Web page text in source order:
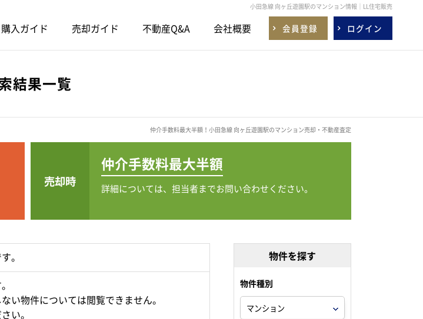
小田急線 向ヶ丘遊園駅のマンション情報｜LL住宅販売
購入ガイド 売却ガイド 不動産Q&A 会社概要 会員登録 ログイン
結果一覧
仲介手数料最大半額！小田急線 向ヶ丘遊園駅のマンション売却・不動産査定
売却時
仲介手数料最大半額
詳細については、担当者までお問い合わせください。
。
い物件については閲覧できません。
い。
物件を探す
物件種別